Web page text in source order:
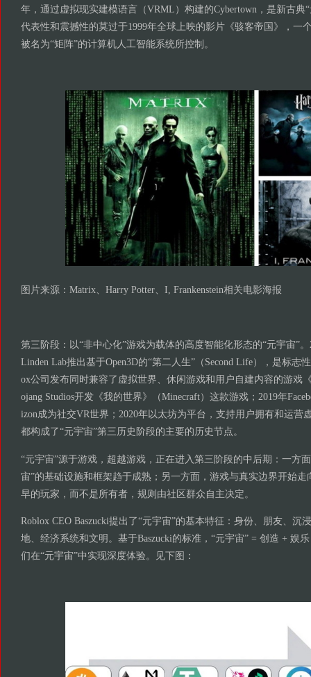
年，通过虚拟现实建模语言（VRML）构建的Cybertown，是新古典
代表性和震撼性的莫过于1999年全球上映的影片《骇客帝国》，一
被名为“矩阵”的计算机人工智能系统所控制。
图片来源：Matrix、Harry Potter、I, Frankenstein相关电影海报
第三阶段：以“非中心化”游戏为载体的高度智能化形态的“元宇宙”
Linden Lab推出基于Open3D的“第二人生”（Second Life），是标志
ox公司发布同时兼容了虚拟世界、休闲游戏和用户自建内容的游戏
ojang Studios开发《我的世界》（Minecraft）这款游戏；2019年
izon成为社交VR世界；2020年以太坊为平台，支持用户拥有和运营
都构成了“元宇宙”第三历史阶段的主要的历史节点。
“元宇宙”源于游戏，超越游戏，正在进入第三阶段的中后期：一方
宙”的基础设施和框架趋于成熟；另一方面，游戏与真实边界开始
早的玩家，而不是所有者，规则由社区群众自主决定。
Roblox CEO Baszucki提出了“元宇宙”的基本特征：身份、朋友、沉
地、经济系统和文明。基于Baszucki的标准，“元宇宙” = 创造 + 娱
们在“元宇宙”中实现深度体验。见下图：